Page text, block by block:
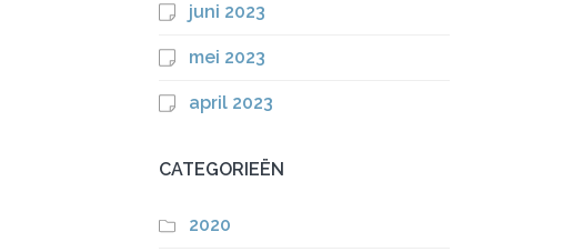
juni 2023
mei 2023
april 2023
CATEGORIEËN
2020